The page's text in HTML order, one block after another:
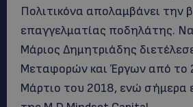
Πολιτικόνα απολαμβάνει την
επαγγελματίας ποδηλάτης.
Μάριος Δημητριάδης
Μεταφορών και Έργων από το
Μάρτιο του 2018, ενώ σήμερα